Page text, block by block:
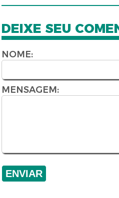
DEIXE SEU
NOME:
MENSAGEM: